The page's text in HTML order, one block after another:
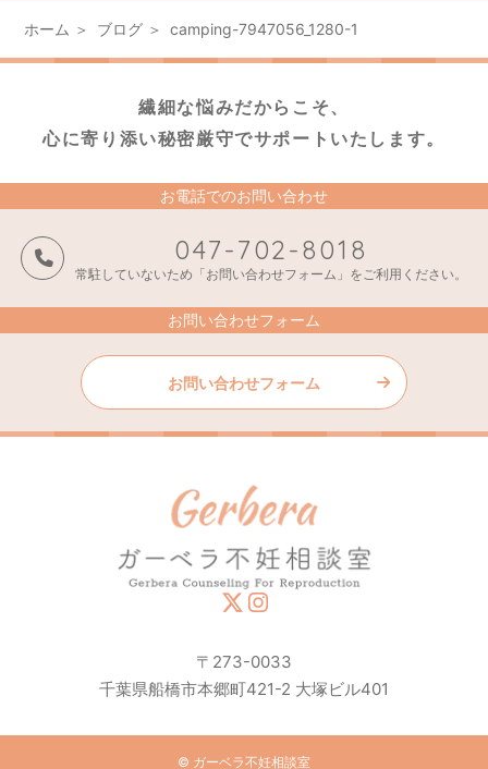
ホーム ブログ camping-7947056_1280-1
繊細な悩みだからこそ、
心に寄り添い秘密厳守でサポートいたします。
お電話でのお問い合わせ
047-702-8018
常駐していないため「お問い合わせフォーム」をご利用ください。
お問い合わせフォーム
お問い合わせフォーム
〒273-0033
千葉県船橋市本郷町421-2 大塚ビル401
© ガーベラ不妊相談室